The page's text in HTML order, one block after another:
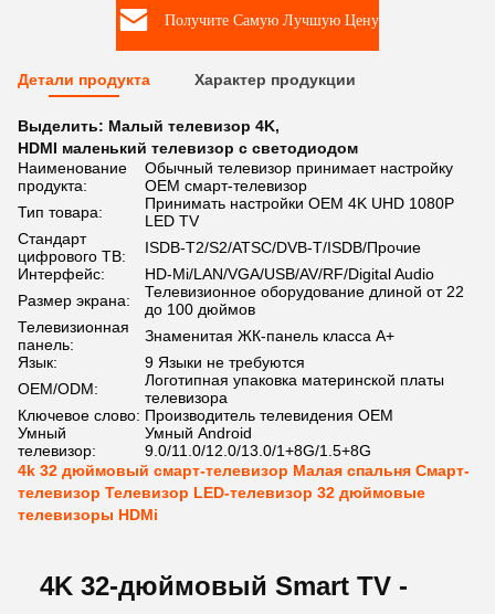
Получите Самую Лучшую Цену
Детали продукта Характер продукции
Выделить: Малый телевизор 4K,
HDMI маленький телевизор с светодиодом
Наименование
продукта:
Обычный телевизор принимает настройку
OEM смарт-телевизор
Тип товара:
Принимать настройки OEM 4K UHD 1080P
LED TV
Стандарт
цифрового ТВ:
ISDB-T2/S2/ATSC/DVB-T/ISDB/Прочие
Интерфейс:
HD-Mi/LAN/VGA/USB/AV/RF/Digital Audio
Размер экрана:
Телевизионное оборудование длиной от 22
до 100 дюймов
Телевизионная
панель:
Знаменитая ЖК-панель класса А+
Язык:
9 Языки не требуются
OEM/ODM:
Логотипная упаковка материнской платы
телевизора
Ключевое слово: Производитель телевидения OEM
Умный
телевизор:
Умный Android
9.0/11.0/12.0/13.0/1+8G/1.5+8G
4k 32 дюймовый смарт-телевизор Малая спальня Смарт-
телевизор Телевизор LED-телевизор 32 дюймовые
телевизоры HDMi
4K 32-дюймовый Smart TV -